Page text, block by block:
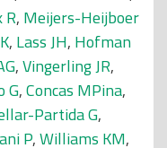
R, Meijers-Heijboer
, Lass JH, Hofman
,Vingerling JR,
G,Concas MPina,
Partida G,
P,Williams KM,